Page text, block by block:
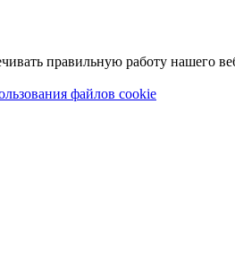
правильную работу нашего
файлов cookie